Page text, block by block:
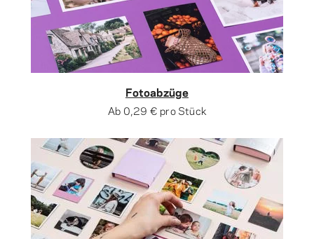
Fotoabzüge
Ab 0,29 € pro Stück